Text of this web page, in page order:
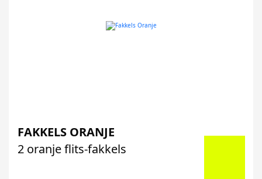
FAKKELS ORANJE
2 oranje flits-fakkels